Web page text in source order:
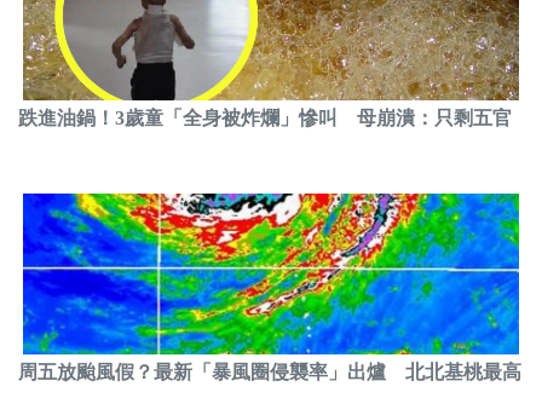
跌進油鍋！3歲童「全身被炸爛」慘叫 母崩潰：只剩五官
周五放颱風假？最新「暴風圈侵襲率」出爐 北北基桃最高